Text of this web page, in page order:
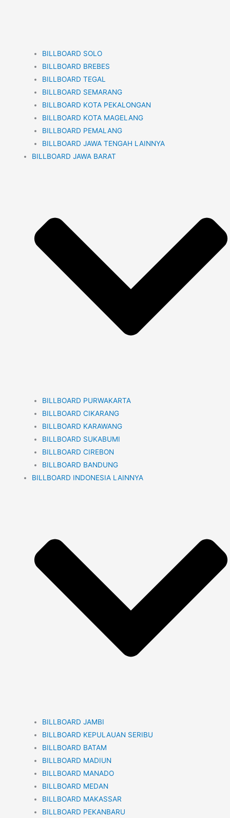
BILLBOARD SOLO
BILLBOARD BREBES
BILLBOARD TEGAL
BILLBOARD SEMARANG
BILLBOARD KOTA PEKALONGAN
BILLBOARD KOTA MAGELANG
BILLBOARD PEMALANG
BILLBOARD JAWA TENGAH LAINNYA
BILLBOARD JAWA BARAT
BILLBOARD PURWAKARTA
BILLBOARD CIKARANG
BILLBOARD KARAWANG
BILLBOARD SUKABUMI
BILLBOARD CIREBON
BILLBOARD BANDUNG
BILLBOARD INDONESIA LAINNYA
BILLBOARD JAMBI
BILLBOARD KEPULAUAN SERIBU
BILLBOARD BATAM
BILLBOARD MADIUN
BILLBOARD MANADO
BILLBOARD MEDAN
BILLBOARD MAKASSAR
BILLBOARD PEKANBARU